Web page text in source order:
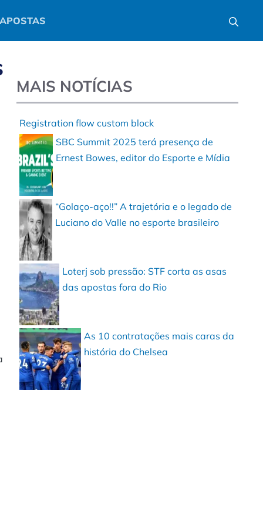
MAIS NOTÍCIAS
Registration flow custom block
SBC Summit 2025 terá presença de
Ernest Bowes, editor do Esporte e Mídia
“Golaço-aço!!” A trajetória e o legado de
Luciano do Valle no esporte brasileiro
Loterj sob pressão: STF corta as asas
das apostas fora do Rio
As 10 contratações mais caras da
história do Chelsea